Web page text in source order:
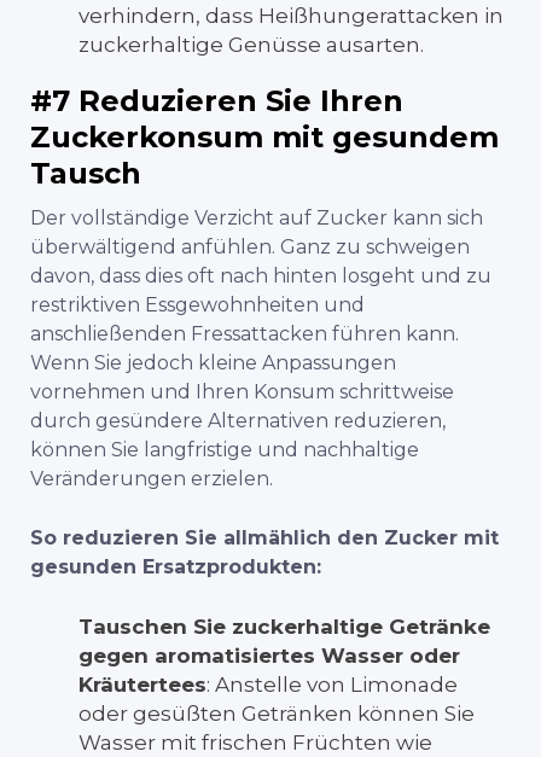
verhindern, dass Heißhungerattacken in
zuckerhaltige Genüsse ausarten.
#7 Reduzieren Sie Ihren
Zuckerkonsum mit gesundem
Tausch
Der vollständige Verzicht auf Zucker kann sich
überwältigend anfühlen. Ganz zu schweigen
davon, dass dies oft nach hinten losgeht und zu
restriktiven Essgewohnheiten und
anschließenden Fressattacken führen kann.
Wenn Sie jedoch kleine Anpassungen
vornehmen und Ihren Konsum schrittweise
durch gesündere Alternativen reduzieren,
können Sie langfristige und nachhaltige
Veränderungen erzielen.
So reduzieren Sie allmählich den Zucker mit
gesunden Ersatzprodukten:
Tauschen Sie zuckerhaltige Getränke
gegen aromatisiertes Wasser oder
Kräutertees: Anstelle von Limonade
oder gesüßten Getränken können Sie
Wasser mit frischen Früchten wie